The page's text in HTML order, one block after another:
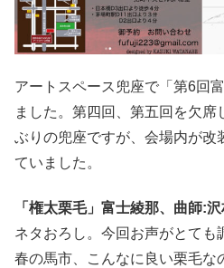
アートスペース兜座で「第6回
ました。第四回、第五回を欠席
ぶりの兜座ですが、会場内が改
ていました。
「権太栗毛」富士綾那、曲師:
ネタおろし。今回お声がとても
春の馬市、こんなに良い栗毛な